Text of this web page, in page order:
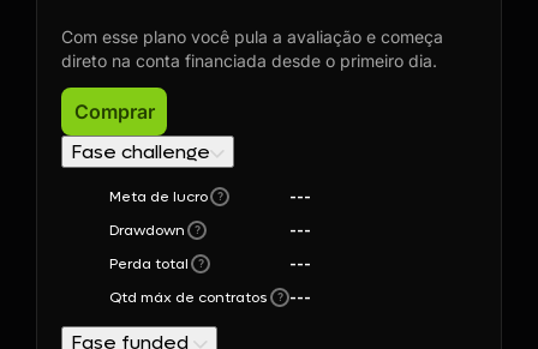
Com esse plano você pula a avaliação e começa
direto na conta financiada desde o primeiro dia.
Comprar
Fase challenge
Meta de lucro ?
---
Drawdown
?
---
Perda total
?
---
Qtd máx de contratos
? ---
Fase funded